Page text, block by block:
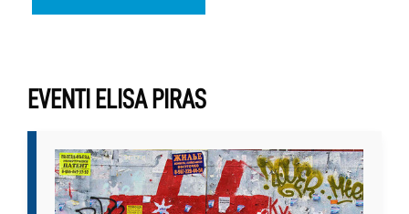
EVENTI ELISA PIRAS